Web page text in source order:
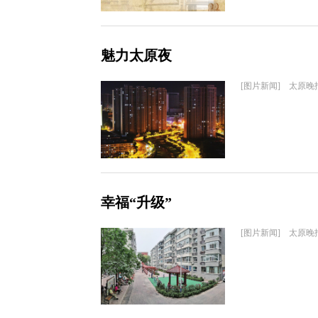
魅力太原夜
[图片新闻] 太原晚
幸福“升级”
[图片新闻] 太原晚